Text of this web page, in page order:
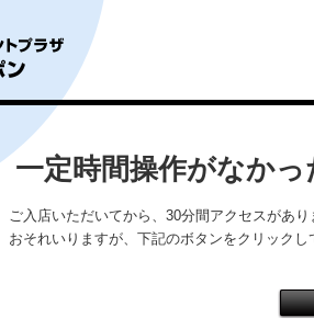
一定時間操作がなか
ご入店いただいてから、30分間アクセスがあ
おそれいりますが、下記のボタンをクリックし